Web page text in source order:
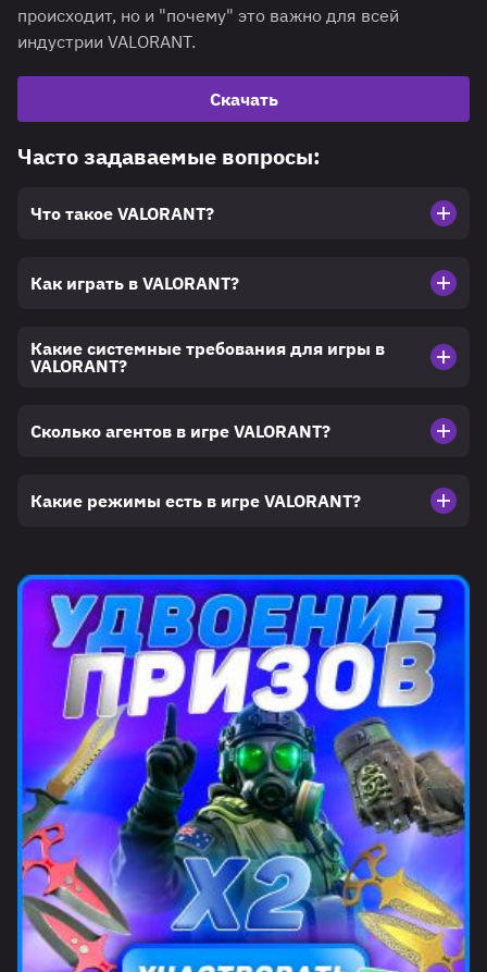
происходит, но и "почему" это важно для всей
индустрии VALORANT.
Скачать
Часто задаваемые вопросы:
Что такое VALORANT?
Как играть в VALORANT?
Какие системные требования для игры в
VALORANT?
Сколько агентов в игре VALORANT?
Какие режимы есть в игре VALORANT?